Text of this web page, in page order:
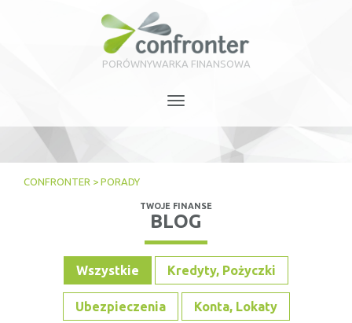
PORÓWNYWARKA FINANSOWA
navigation
CONFRONTER > PORADY
TWOJE FINANSE
BLOG
Wszystkie Kredyty, Pożyczki
Ubezpieczenia Konta, Lokaty